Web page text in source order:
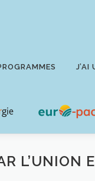
J’AI
L’UNION